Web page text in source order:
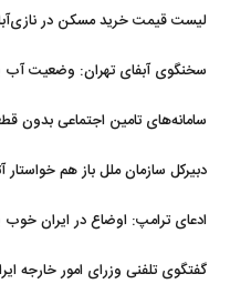
سخنگوی آبفای تهران: وضعیت آب
سامانه‌های تامین اجتماعی
دبیرکل سازمان ملل باز هم
ادعای ترامپ: اوضاع در ایران
گفتگوی تلفنی وزرای امور خارجه